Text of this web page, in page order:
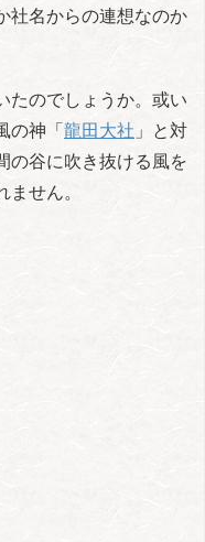
社名からの連想なのか
たのでしょうか。或い
の神「龍田大社 」と対
の谷に吹き抜ける風を
せん。